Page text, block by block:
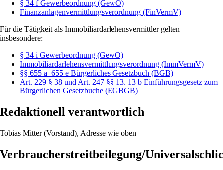
§ 34 f Gewerbeordnung (GewO)
Finanzanlagenvermittlungsverordnung (FinVermV)
Für die Tätigkeit als Immobiliardarlehensvermittler gelten
insbesondere:
§ 34 i Gewerbeordnung (GewO)
Immobiliardarlehensvermittlungsverordnung (ImmVermV)
§§ 655 a–655 e Bürgerliches Gesetzbuch (BGB)
Art. 229 § 38 und Art. 247 §§ 13, 13 b Einführungsgesetz zum
Bürgerlichen Gesetzbuche (EGBGB)
Redaktionell verantwortlich
Tobias Mitter (Vorstand), Adresse wie oben
Verbraucherstreitbeilegung/